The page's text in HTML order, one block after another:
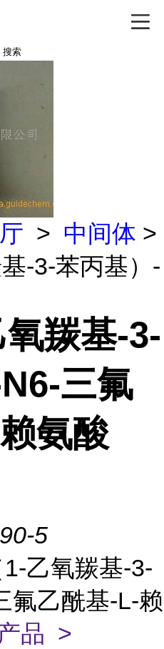
搜索
> 中间体 >
-3-苯丙基）-
羰基-3-
三氟
氨酸
5
乙氧羰基-3-
氟乙酰基-L-赖
品 >